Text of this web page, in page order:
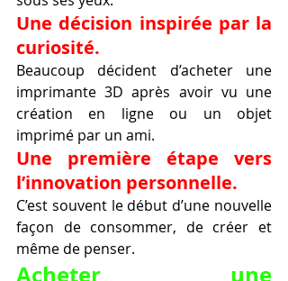
Une décision inspirée par la
curiosité.
Beaucoup décident d’acheter une
imprimante 3D après avoir vu une
création en ligne ou un objet
imprimé par un ami.
Une première étape vers
l’innovation personnelle.
C’est souvent le début d’une nouvelle
façon de consommer, de créer et
même de penser.
Acheter une